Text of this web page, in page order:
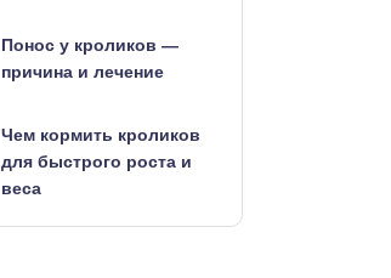
Понос у кроликов —
причина и лечение
Чем кормить кроликов
для быстрого роста и
веса